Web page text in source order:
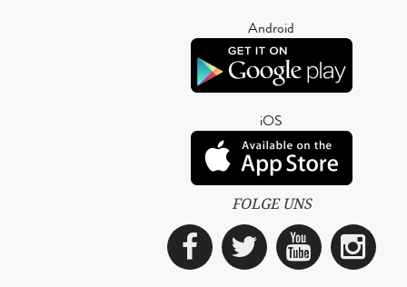
Android
iOS
FOLGE UNS
Facebook
Twitter